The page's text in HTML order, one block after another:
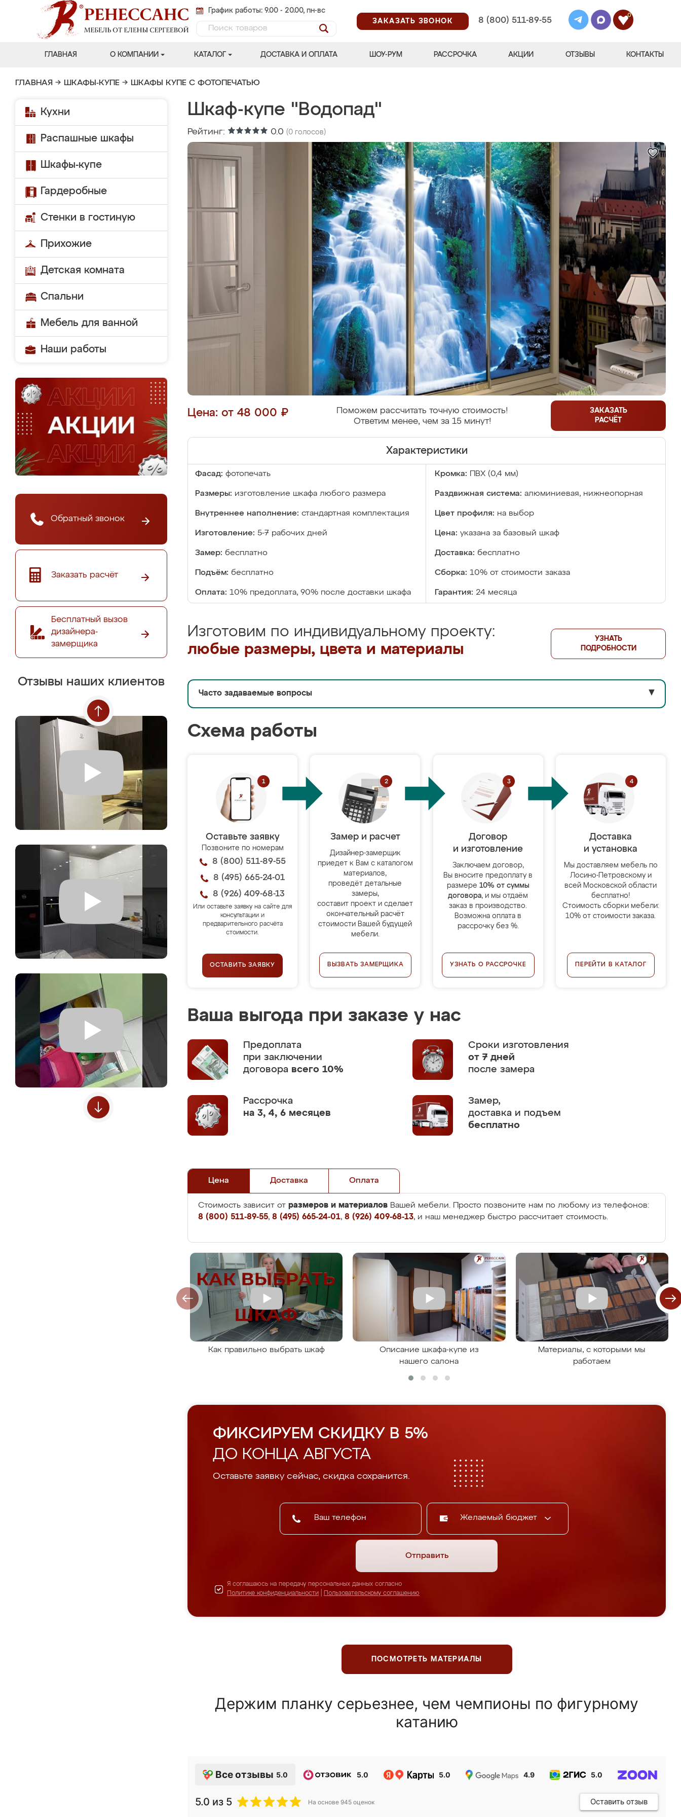
График работы: 9.00 - 20.00, пн-вс
ЗАКАЗАТЬ ЗВОНОК
8 (800) 511-89-55
0
ГЛАВНАЯ О КОМПАНИИ КАТАЛОГ ДОСТАВКА И ОПЛАТА ШОУ-РУМ РАССРОЧКА АКЦИИ ОТЗЫВЫ КОНТАКТЫ
ГЛАВНАЯ → ШКАФЫ-КУПЕ → ШКАФЫ КУПЕ С ФОТОПЕЧАТЬЮ
Кухни
Распашные шкафы
Шкафы-купе
Гардеробные
Стенки в гостиную
Прихожие
Детская комната
Спальни
Мебель для ванной
Наши работы
Обратный звонок
Заказать расчёт
Бесплатный вызов
дизайнера-
замерщика
Отзывы наших клиентов
Шкаф-купе "Водопад"
Рейтинг: 0.0 (0 голосов)
Цена: от 48 000 ₽
Поможем рассчитать точную стоимость!
Ответим менее, чем за 15 минут!
ЗАКАЗАТЬ
РАСЧЁТ
Характеристики
Фасад: фотопечать Кромка: ПВХ (0,4 мм)
Размеры: изготовление шкафа любого размера Раздвижная система: алюминиевая, нижнеопорная
Внутреннее наполнение: стандартная комплектация Цвет профиля: на выбор
Изготовление: 5-7 рабочих дней Цена: указана за базовый шкаф
Замер: бесплатно Доставка: бесплатно
Подъём: бесплатно Сборка: 10% от стоимости заказа
Оплата: 10% предоплата, 90% после доставки шкафа Гарантия: 24 месяца
Изготовим по индивидуальному проекту:
любые размеры, цвета и материалы
УЗНАТЬ
ПОДРОБНОСТИ
Часто задаваемые вопросы ▼
Схема работы
Оставьте заявку
Позвоните по номерам
8 (800) 511-89-55
8 (495) 665-24-01
8 (926) 409-68-13
Или оставьте заявку на сайте для
консультации и
предварительного расчёта
стоимости.
ОСТАВИТЬ ЗАЯВКУ
Замер и расчет
Дизайнер-замерщик
приедет к Вам с каталогом
материалов,
проведёт детальные
замеры,
составит проект и сделает
окончательный расчёт
стоимости Вашей будущей
мебели.
ВЫЗВАТЬ ЗАМЕРЩИКА
Договор
и изготовление
Заключаем договор,
Вы вносите предоплату в
размере 10% от суммы
договора, и мы отдаём
заказ в производство.
Возможна оплата в
рассрочку без %.
УЗНАТЬ О РАССРОЧКЕ
Доставка
и установка
Мы доставляем мебель по
Лосино-Петровскому и
всей Московской области
бесплатно!
Стоимость сборки мебели:
10% от стоимости заказа.
ПЕРЕЙТИ В КАТАЛОГ
Ваша выгода при заказе у нас
Предоплата
при заключении
договора всего 10%
Сроки изготовления
от 7 дней
после замера
Рассрочка
на 3, 4, 6 месяцев
Замер,
доставка и подъем
бесплатно
Цена Доставка Оплата
Стоимость зависит от размеров и материалов Вашей мебели. Просто позвоните нам по любому из телефонов:
8 (800) 511-89-55, 8 (495) 665-24-01, 8 (926) 409-68-13, и наш менеджер быстро рассчитает стоимость.
Как правильно выбрать шкаф
Описание шкафа-купе из
нашего салона
Материалы, с которыми мы
работаем
ФИКСИРУЕМ СКИДКУ В 5%
ДО КОНЦА АВГУСТА
Оставьте заявку сейчас, скидка сохранится.
Желаемый бюджет
Отправить
Я соглашаюсь на передачу персональных данных согласно
Политике конфиденциальности
Пользовательскому соглашению
ПОСМОТРЕТЬ МАТЕРИАЛЫ
Держим планку серьезнее, чем чемпионы по фигурному
катанию
Все отзывы 5.0 5.0 5.0 4.9 5.0
5.0 из 5 На основе 945 оценок Оставить отзыв